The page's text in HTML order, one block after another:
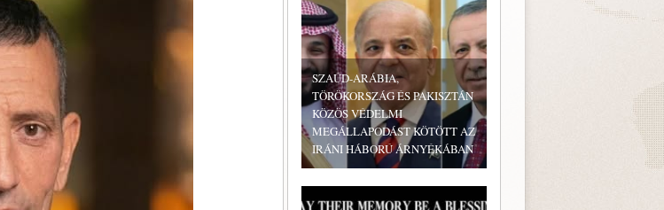
SZAÚD-ARÁBIA,
TÖRÖKORSZÁG ÉS PAKISZTÁN
KÖZÖS VÉDELMI
MEGÁLLAPODÁST KÖTÖTT AZ
IRÁNI HÁBORÚ ÁRNYÉKÁBAN